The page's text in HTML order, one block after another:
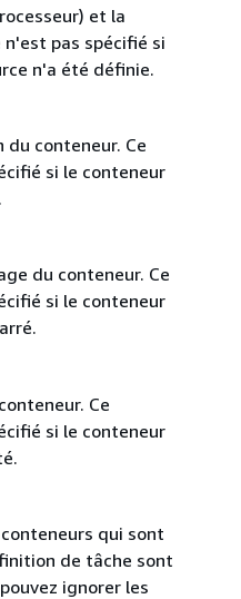
et la
pas spécifié si
n'a été définie.
conteneur. Ce
si le conteneur
du conteneur. Ce
si le conteneur
Ce
si le conteneur
qui sont
de tâche sont
ignorer les